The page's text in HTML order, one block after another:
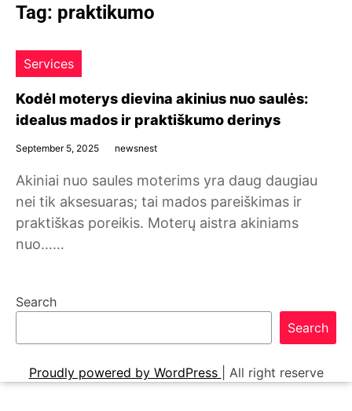
Tag: praktikumo
Services
Kodėl moterys dievina akinius nuo saulės:
idealus mados ir praktiškumo derinys
September 5, 2025 newsnest
Akiniai nuo saules moterims yra daug daugiau
nei tik aksesuaras; tai mados pareiškimas ir
praktiškas poreikis. Moterų aistra akiniams
nuo……
Search
Search
Proudly powered by WordPress All right reserve